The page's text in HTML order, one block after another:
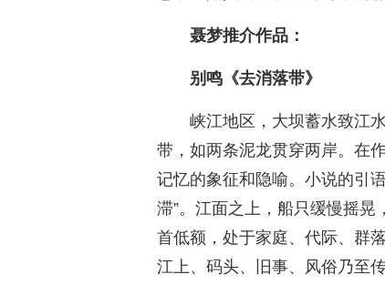
聂梦推介作品：
别鸣《去消落带》
峡江地区，大坝蓄水致江
带，如两条泥龙贯穿两岸。在
记忆的象征和隐喻。小说的引
滞”。江面之上，船只缓慢摇
首低额，处于家庭、代际、群
江上、码头、旧事、风俗乃至